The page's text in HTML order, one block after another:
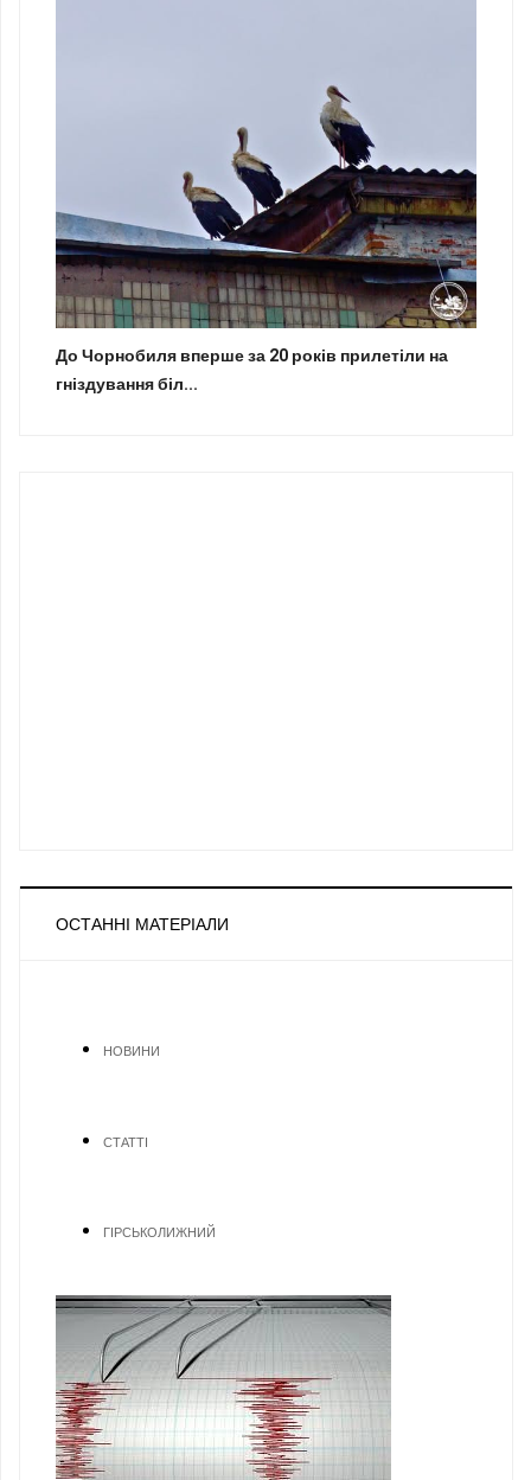
До Чорнобиля вперше за 20 років прилетіли на
гніздування біл...
ОСТАННІ МАТЕРІАЛИ
НОВИНИ
СТАТТІ
ГІРСЬКОЛИЖНИЙ